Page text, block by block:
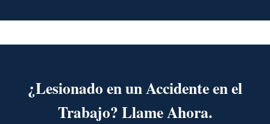
¿Lesionado en un Accidente en el
Trabajo? Llame Ahora.